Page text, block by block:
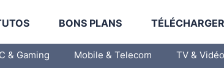
BONS PLANS
& Gaming Mobile & Telecom TV & Vidéo